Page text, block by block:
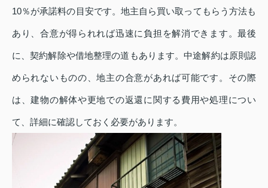
10％が承諾料の目安です。地主自ら買い取ってもらう方法も
あり、合意が得られれば迅速に負担を解消できます。最後
に、契約解除や借地整理の道もあります。中途解約は原則認
められないものの、地主の合意があれば可能です。その際
は、建物の解体や更地での返還に関する費用や処理につい
て、詳細に確認しておく必要があります。